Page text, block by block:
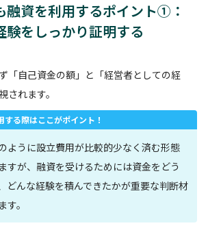
融資を利用するポイント①：
験をしっかり証明する
「自己資金の額」と「経営者としての経
されます。
る際はここがポイント！
ように設立費用が比較的少なく済む形態
すが、融資を受けるためには資金をどう
どんな経験を積んできたかが重要な判断材
す。